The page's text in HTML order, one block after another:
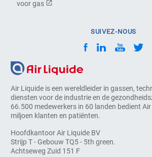
Air Liquide is een wereldleider in gassen,
diensten voor de industrie en de
66.500 medewerkers in 60 landen bedient
miljoen klanten en patiënten.
Hoofdkantoor Air Liquide BV
Strijp T - Gebouw TQ5 - 5th green.
Achtseweg Zuid 151 F
voor gas
SUIVEZ-NOUS